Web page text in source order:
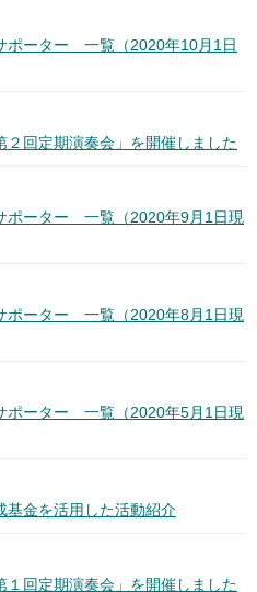
ーター 一覧（2020年10月1日
２回定期演奏会」を開催しました
ポーター 一覧（2020年9月1日現
ポーター 一覧（2020年8月1日現
ポーター 一覧（2020年5月1日現
基金を活用した活動紹介
１回定期演奏会」を開催しました